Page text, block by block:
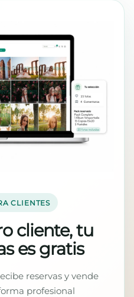
CLIENTES
cliente, tu
es gratis
reservas y vende
profesional